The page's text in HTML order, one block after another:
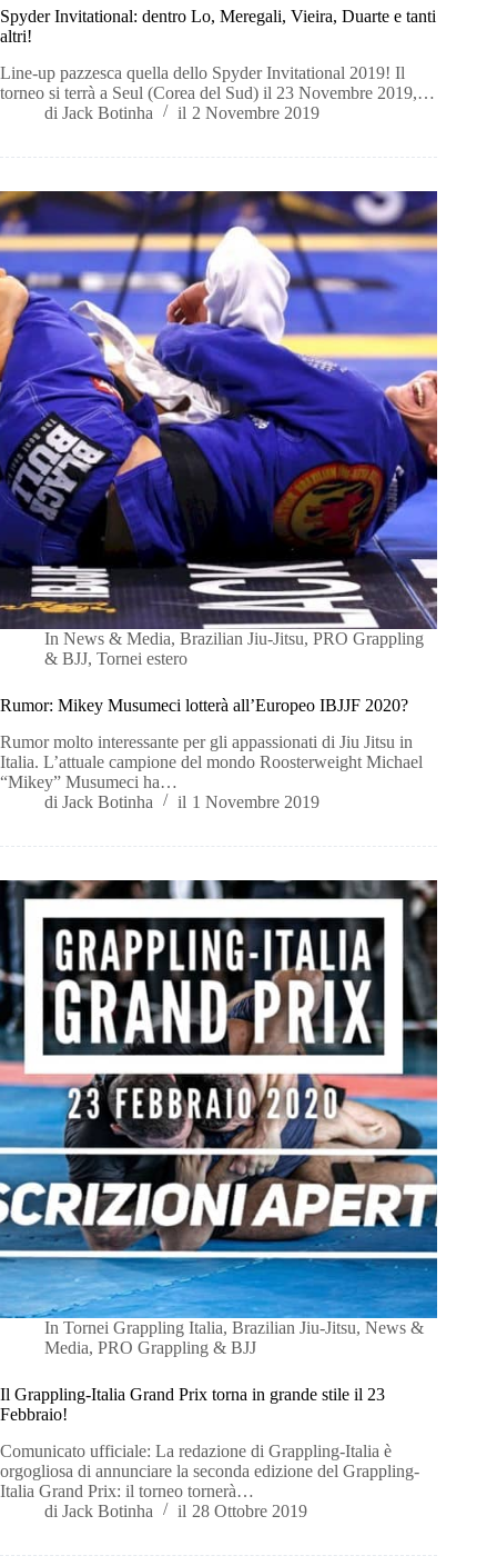
Spyder Invitational: dentro Lo, Meregali, Vieira, Duarte e tanti
altri!
Line-up pazzesca quella dello Spyder Invitational 2019! Il
torneo si terrà a Seul (Corea del Sud) il 23 Novembre 2019,…
di Jack Botinha il 2 Novembre 2019
In News & Media,Brazilian Jiu-Jitsu,PRO Grappling
& BJJ, Tornei estero
Rumor: Mikey Musumeci lotterà all’Europeo IBJJF 2020?
Rumor molto interessante per gli appassionati di Jiu Jitsu in
Italia. L’attuale campione del mondo Roosterweight Michael
“Mikey” Musumeci ha…
di Jack Botinha il 1 Novembre 2019
In Tornei Grappling Italia,Brazilian Jiu-Jitsu,News &
Media, PRO Grappling & BJJ
Il Grappling-Italia Grand Prix torna in grande stile il 23
Febbraio!
Comunicato ufficiale: La redazione di Grappling-Italia è
orgogliosa di annunciare la seconda edizione del Grappling-
Italia Grand Prix: il torneo tornerà…
di Jack Botinha il 28 Ottobre 2019